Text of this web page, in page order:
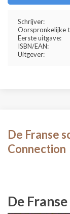
Schrijver:
Oorspronkelijke
Eerste uitgave:
ISBN/EAN:
Uitgever:
De Franse
Connection
De